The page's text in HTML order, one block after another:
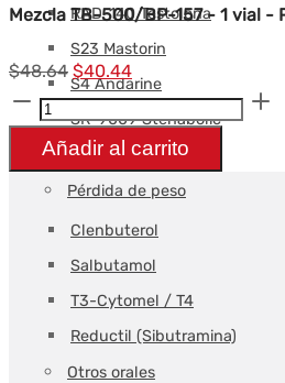
RAD-140 Testolona
S23 Mastorin
S4 Andarine
SR-9009 Stenabolic
YK-11 Miotina
Pérdida de peso
Clenbuterol
Salbutamol
T3-Cytomel / T4
Reductil (Sibutramina)
Otros orales
Mezcla TB-500/BP-157 - 1 vial -
$48.64 El
precio
original
era:
$48.64.
$40.44El
precio
actual
es:
$40.44.
Cantidad
TB-
500/BP-
mix
vial
-
Añadir al carrito